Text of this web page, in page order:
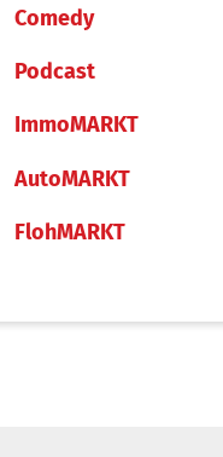
Comedy
Podcast
ImmoMARKT
AutoMARKT
FlohMARKT